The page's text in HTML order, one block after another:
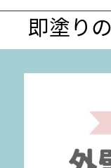
即塗り
✨ 賢いお金の使い